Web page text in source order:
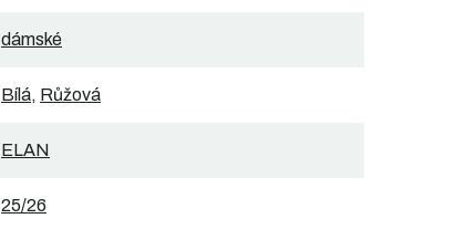
dámské
Bílá, Růžová
ELAN
25/26